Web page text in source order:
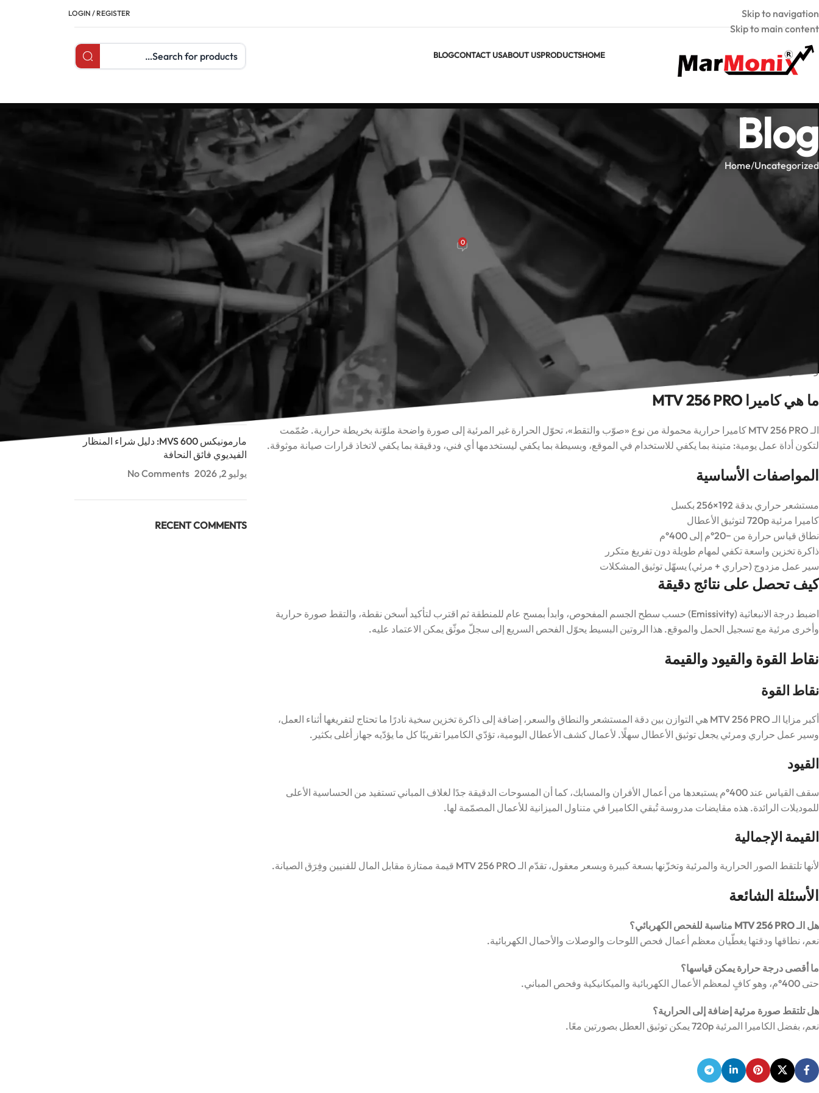
Skip to navigation
Skip to main content
LOGIN / REGISTER
HOME
PRODUCTS
ABOUT US
CONTACT US
BLOG
Search products
Blog
Home Uncategorized
UNCATEGORIZED
مارمونيكس MTV 256 PRO: مراجعة ودليل الشراء
0
مارمونيكس MTV 256 PRO
هي كاميرا تصوير حراري محمولة باليد، مصمّمة للفنيين الذين يحتاجون إلى قراءات حرارية دقيقة وموثوقة
دون تكلفة الأجهزة الاحترافية باهظة الثمن. بفضلمستشعر أشعة تحت حمراء بدقة 192×256 كاميرا مرئية 720p ، ونطاق قياس من
−20°م إلى
، تغطّي الكاميرا الغالبية العظمى من أعمال الفحص الكهربائي والميكانيكي وفحص المباني. يوضّح هذا الدليل ما الذي تتفوّق فيه الكاميرا،
ولمن هي مناسبة، وكيف تحصل على نتائج دقيقة في الميدان.
إذا كنت تقارنها بموديلات أخرى، اطّلع على قسم الكاميرات الحرارية الكامل، أو زر صفحة منتج MTV 256 PRO
للاطلاع على أحدث المواصفات
والسعر.
ما هي كاميرا MTV 256 PRO
الـ MTV 256 PRO كاميرا حرارية محمولة من نوع «صوّب والتقط»، تحوّل الحرارة غير المرئية إلى صورة واضحة ملوّنة بخريطة حرارية. صُمّمت
لتكون أداة عمل يومية: متينة بما يكفي للاستخدام في الموقع، وبسيطة بما يكفي ليستخدمها أي فني، ودقيقة بما يكفي لاتخاذ قرارات صيانة موثوقة.
المواصفات الأساسية
مستشعر حراري بدقة 192×256 بكسل
كاميرا مرئية 720p لتوثيق الأعطال
نطاق قياس حرارة من −20°م إلى 400°م
ذاكرة تخزين واسعة تكفي لمهام طويلة دون تفريغ متكرر
سير عمل مزدوج (حراري + مرئي) يسهّل توثيق المشكلات
كيف تحصل على نتائج دقيقة
اضبط درجة الانبعاثية (Emissivity) حسب سطح الجسم المفحوص، وابدأ بمسح عام للمنطقة ثم اقترب لتأكيد أسخن نقطة، والتقط صورة حرارية
وأخرى مرئية مع تسجيل الحمل والموقع. هذا الروتين البسيط يحوّل الفحص السريع إلى سجلّ موثّق يمكن الاعتماد عليه.
نقاط القوة والقيود والقيمة
نقاط القوة
أكبر مزايا الـ MTV 256 PRO هي التوازن بين دقة المستشعر والنطاق والسعر، إضافة إلى ذاكرة تخزين سخية نادرًا ما تحتاج لتفريغها أثناء العمل،
وسير عمل حراري ومرئي يجعل توثيق الأعطال سهلًا. لأعمال كشف الأعطال اليومية، تؤدّي الكاميرا تقريبًا كل ما يؤدّيه جهاز أغلى بكثير.
القيود
سقف القياس عند 400°م يستبعدها من أعمال الأفران والمسابك، كما أن المسوحات الدقيقة جدًا لغلاف المباني تستفيد من الحساسية الأعلى
للموديلات الرائدة. هذه مقايضات مدروسة تُبقي الكاميرا في متناول الميزانية للأعمال المصمّمة لها.
القيمة الإجمالية
لأنها تلتقط الصور الحرارية والمرئية وتخزّنها بسعة كبيرة وبسعر معقول، تقدّم الـ MTV 256 PRO قيمة ممتازة مقابل المال للفنيين وفِرَق الصيانة.
الأسئلة الشائعة
هل الـ MTV 256 PRO مناسبة للفحص الكهربائي؟
نعم، نطاقها ودقتها يغطّيان معظم أعمال فحص اللوحات والوصلات والأحمال الكهربائية.
ما أقصى درجة حرارة يمكن قياسها؟
حتى 400°م، وهو كافٍ لمعظم الأعمال الكهربائية والميكانيكية وفحص المباني.
هل تلتقط صورة مرئية إضافة إلى الحرارية؟
نعم، بفضل الكاميرا المرئية 720p يمكن توثيق العطل بصورتين معًا.
Articles
RECENT POSTS
الفحص العميق (100-300م)
يوليو 2, 2026
No Comments
No Comments
مارمونيكس MVS 600: دليل شراء المنظار
الفيديوي فائق النحافة
يوليو 2, 2026
No Comments
RECENT COMMENTS